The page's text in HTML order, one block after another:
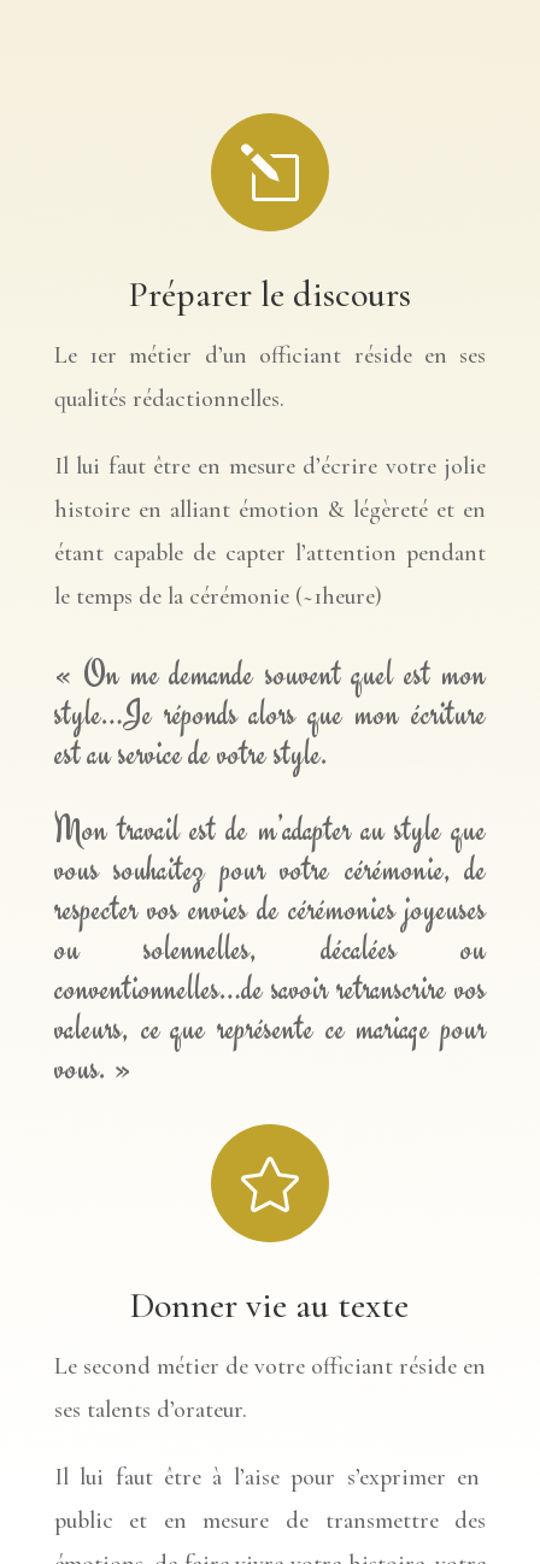
l
Préparer le discours
Le 1er métier d’un officiant réside en ses
qualités rédactionnelles.
Il lui faut être en mesure d’écrire votre jolie
histoire en alliant émotion & légèreté et en
étant capable de capter l’attention pendant
le temps de la cérémonie (~1heure)
« On me demande souvent quel est mon
style…Je réponds alors que mon écriture
est au service de votre style.
Mon travail est de m’adapter au style que
vous souhaitez pour votre cérémonie, de
respecter vos envies de cérémonies joyeuses
ou solennelles, décalées ou
conventionnelles…de savoir retranscrire vos
valeurs, ce que représente ce mariage pour
vous. »

Donner vie au texte
Le second métier de votre officiant réside en
ses talents d’orateur.
Il lui faut être à l’aise pour s’exprimer en
public et en mesure de transmettre des